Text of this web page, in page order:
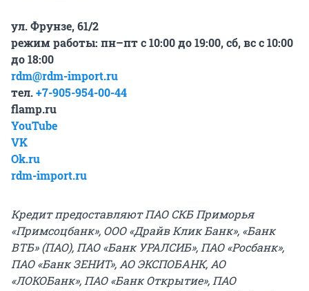
ул. Фрунзе, 61/2
режим работы: пн–пт с 10:00 до 19:00, сб, вс с 10:00
до 18:00
rdm@rdm-import.ru
тел.+7-905-954-00-44
flamp.ru
YouTube
VK
Ok.ru
rdm-import.ru
Кредит предоставляют ПАО СКБ Приморья
«Примсоцбанк», ООО «Драйв Клик Банк», «Банк
ВТБ» (ПАО), ПАО «Банк УРАЛСИБ», ПАО «Росбанк»,
ПАО «Банк ЗЕНИТ», АОЭКСПОБАНК, АО
«ЛОКОБанк», ПАО «Банк Открытие», ПАО